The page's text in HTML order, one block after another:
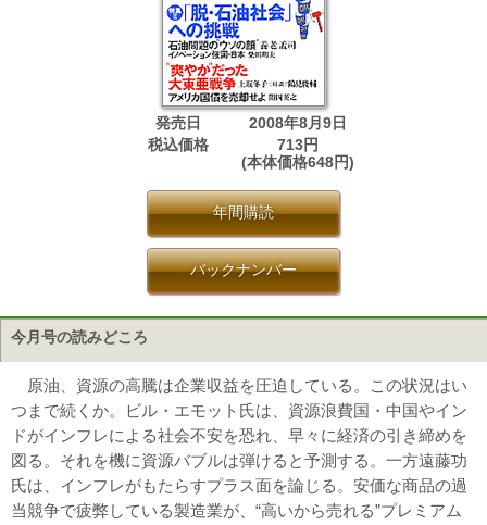
発売日
2008年8月9日
税込価格
713円
(本体価格648円)
年間購読
バックナンバー
今月号の読みどころ
原油、資源の高騰は企業収益を圧迫している。この状況はい
つまで続くか。ビル・エモット氏は、資源浪費国・中国やイン
ドがインフレによる社会不安を恐れ、早々に経済の引き締めを
図る。それを機に資源バブルは弾けると予測する。一方遠藤功
氏は、インフレがもたらすプラス面を論じる。安価な商品の過
当競争で疲弊している製造業が、“高いから売れる”プレミアム